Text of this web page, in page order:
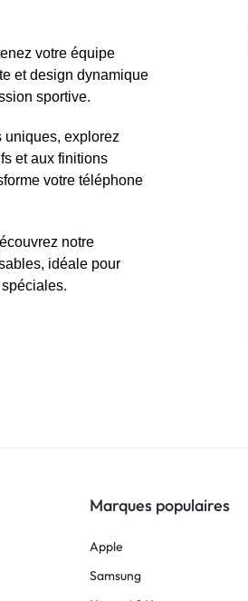
votre équipe
et design dynamique
sportive.
uniques, explorez
et aux finitions
votre téléphone
notre
idéale pour
Marques populaires
Apple
Samsung